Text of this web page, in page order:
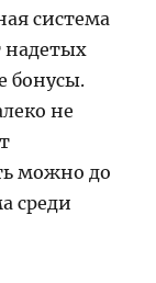
система
надетых
бонусы.
не
можно до
среди